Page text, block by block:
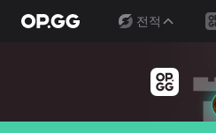
전적